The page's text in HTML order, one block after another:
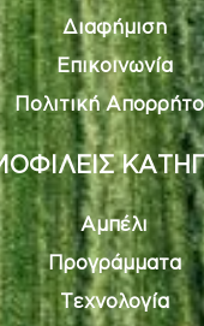
Διαφήμιση
Επικοινωνία
Πολιτική
Αμπέλι
Προγράμματα
Τεχνολογία